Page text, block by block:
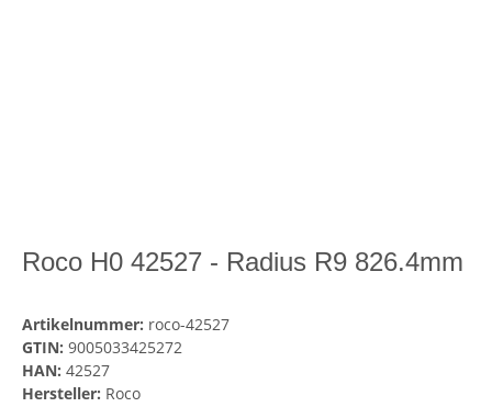
Roco H0 42527 - Radius R9 826.4mm
Artikelnummer: roco-42527
GTIN: 9005033425272
HAN: 42527
Hersteller: Roco